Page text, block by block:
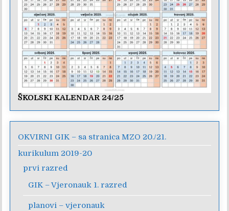
ŠKOLSKI KALENDAR 24/25
OKVIRNI GIK – sa stranica MZO 20./21.
kurikulum 2019-20
prvi razred
GIK – Vjeronauk 1. razred
planovi – vjeronauk